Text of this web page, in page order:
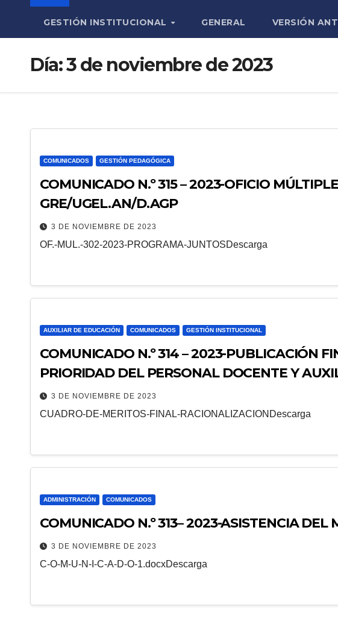
GESTIÓN INSTITUCIONAL GENERAL VERSIÓN
Día:3 de noviembre de 2023
COMUNICADOS GESTIÓN PEDAGÓGICA
COMUNICADO N.º 315 – 2023-OFICIO
GRE/UGEL.AN/D.AGP
3 DE NOVIEMBRE DE 2023
OF.-MUL.-302-2023-PROGRAMA-JUNTOSDescarga
AUXILIAR DE EDUCACIÓN COMUNICADOS GESTIÓN INSTITUCIONAL
COMUNICADO N.º 314 – 2023-PUBLICACIÓN
PRIORIDAD DEL PERSONAL DOCENTE Y
EXCEDENTE – RVM Nº 074-2023-MINEDU
3 DE NOVIEMBRE DE 2023
CUADRO-DE-MERITOS-FINAL-RACIONALIZACIONDescarga
ADMINISTRACIÓN COMUNICADOS
COMUNICADO N.º 313– 2023-ASISTENCIA DEL
3 DE NOVIEMBRE DE 2023
C-O-M-U-N-I-C-A-D-O-1.docxDescarga